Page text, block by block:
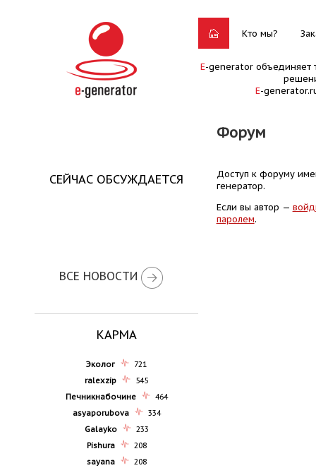
Кто мы?
E-generator объединяет
E-
Форум
СЕЙЧАС ОБСУЖДАЕТСЯ
ВСЕ НОВОСТИ
КАРМА
Эколог
721
ralexzip
545
Печникнабочине
464
asyaporubova
334
Galayko
233
Pishura
208
sayana
208
Доступ к форуму
генератор.
Если вы автор —
паролем.